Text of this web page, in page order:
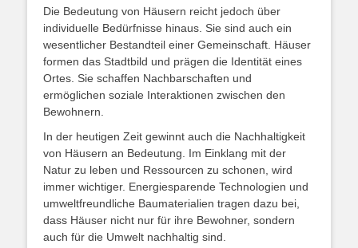
Die Bedeutung von Häusern reicht jedoch über
individuelle Bedürfnisse hinaus. Sie sind auch ein
wesentlicher Bestandteil einer Gemeinschaft. Häuser
formen das Stadtbild und prägen die Identität eines
Ortes. Sie schaffen Nachbarschaften und
ermöglichen soziale Interaktionen zwischen den
Bewohnern.
In der heutigen Zeit gewinnt auch die Nachhaltigkeit
von Häusern an Bedeutung. Im Einklang mit der
Natur zu leben und Ressourcen zu schonen, wird
immer wichtiger. Energiesparende Technologien und
umweltfreundliche Baumaterialien tragen dazu bei,
dass Häuser nicht nur für ihre Bewohner, sondern
auch für die Umwelt nachhaltig sind.